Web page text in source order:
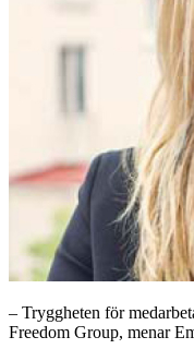
– Tryggheten för
Freedom Group, menar